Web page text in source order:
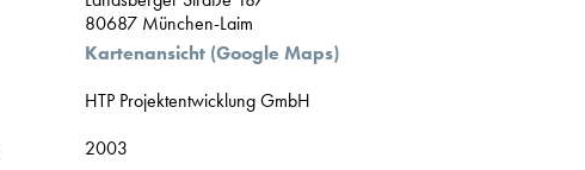
80687 München-Laim
Kartenansicht (Google Maps)
HTP Projektentwicklung GmbH
2003